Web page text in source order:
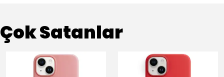
Çok Satanlar